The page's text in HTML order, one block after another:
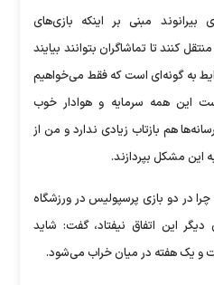
مبنی بر اینکه بازی‌های
کنند تا تماشاگران بتوانند بیایند
به گونه‌ای است که فقط می‌خواهیم
این همه سرمایه و هوادار خوب
هم بازتاب زیادی ندارد و من از
این مشکل بپردازند.
در دو بازی پرسپولیس در ورزشگاه
این اتفاق نیفتاد، گفت: شاید
و یک هفته در میان خراب می‌شود.